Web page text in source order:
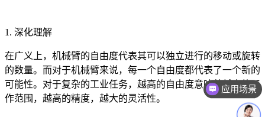
1. 深化理解
在广义上，机械臂的自由度代表其可以独立进行的移动或旋转
的数量。而对于机械臂来说，每一个自由度都代表了一个新的
可能性。对于复杂的工业任务，越高的自由度意味着越大的工
作范围，越高的精度，越大的灵活性。
应用场景